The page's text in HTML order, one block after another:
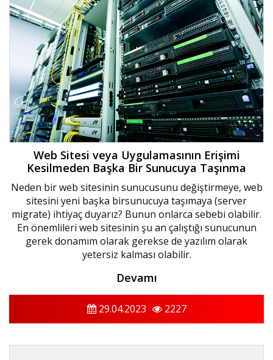
Web Sitesi veya Uygulamasının Erişimi
Kesilmeden Başka Bir Sunucuya Taşınma
Neden bir web sitesinin sunucusunu değiştirmeye, web
sitesini yeni başka birsunucuya taşımaya (server
migrate) ihtiyaç duyarız? Bunun onlarca sebebi olabilir.
En önemlileri web sitesinin şu an çalıştığı sunucunun
gerek donamım olarak gerekse de yazılım olarak
yetersiz kalması olabilir.
Devamı
29.04.2023 2227